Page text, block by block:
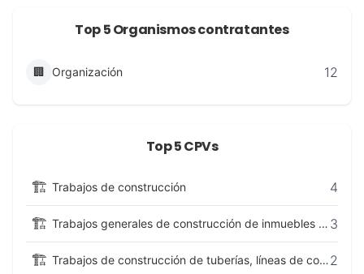
Top 5 Organismos contratantes
🏢 Organización 12
Top 5 CPVs
🏗️ Trabajos de construcción 4
🏗️ Trabajos generales de construcción de inmuebles y obras de ingeniería civil 3
🏗️ Trabajos de construcción de tuberías, líneas de comunicación y líneas de conducción eléctrica, de autopistas, carreteras, aeródromos y vías férreas; trabajos de explanación2